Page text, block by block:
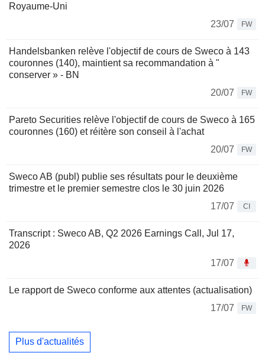
Royaume-Uni
23/07
FW
Handelsbanken relève l'objectif de cours de Sweco à 143
couronnes (140), maintient sa recommandation à "
conserver » - BN
20/07
FW
Pareto Securities relève l'objectif de cours de Sweco à 165
couronnes (160) et réitère son conseil à l'achat
20/07
FW
Sweco AB (publ) publie ses résultats pour le deuxième
trimestre et le premier semestre clos le 30 juin 2026
17/07
CI
Transcript : Sweco AB, Q2 2026 Earnings Call, Jul 17,
2026
17/07
Le rapport de Sweco conforme aux attentes (actualisation)
17/07
FW
Plus d'actualités